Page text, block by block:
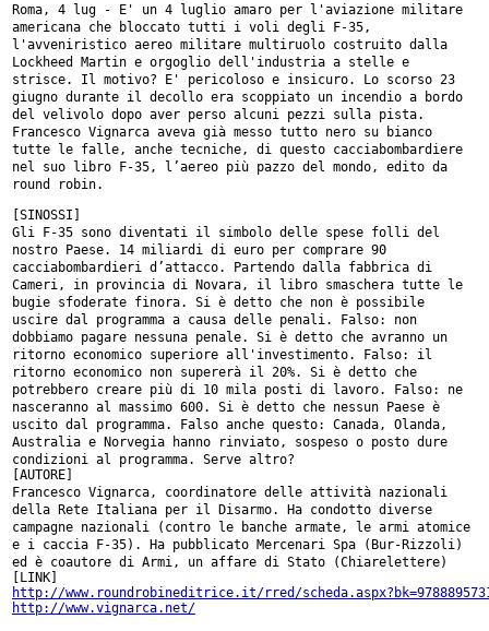
Roma, 4 lug - E' un 4 luglio amaro per l'aviazione militare
americana che
bloccato tutti i voli degli F-35,
l'avveniristico aereo militare multiruolo costruito dalla
Lockheed Martin e orgoglio dell'industria a stelle e
strisce. Il motivo? E' pericoloso e insicuro. Lo scorso 23
giugno durante il decollo era scoppiato un incendio a bordo
del velivolo dopo aver perso alcuni pezzi sulla pista.
Francesco Vignarca aveva già messo tutto nero su bianco
tutte le falle, anche tecniche, di questo cacciabombardiere
nel suo libro F-35, l’aereo più pazzo del mondo, edito da
round robin.
Gli F-35 sono diventati il simbolo delle spese folli del
nostro Paese. 14 miliardi di euro per comprare 90
cacciabombardieri d’attacco. Partendo dalla fabbrica di
Cameri, in provincia di Novara, il libro smaschera tutte le
bugie sfoderate finora. Si è detto che non è possibile
uscire dal programma a causa delle penali. Falso: non
dobbiamo pagare nessuna penale. Si è detto che avranno un
ritorno economico superiore all'investimento. Falso: il
ritorno economico non supererà il 20%. Si è detto che
potrebbero creare più di 10 mila posti di lavoro. Falso: ne
nasceranno al massimo 600. Si è detto che nessun Paese è
uscito dal programma. Falso anche questo: Canada, Olanda,
Australia e Norvegia hanno rinviato, sospeso o posto dure
condizioni al programma. Serve altro?
Francesco Vignarca, coordinatore delle attività nazionali
della Rete Italiana per il Disarmo. Ha condotto diverse
campagne nazionali (contro le
banche armate, le armi atomice
e i caccia F-35). Ha pubblicato Mercenari Spa
(Bur-Rizzoli)
ed è coautore di Armi, un affare di Stato (Chiarelettere)
http://www.roundrobineditrice.it/rred/
http://www.vignarca.net/